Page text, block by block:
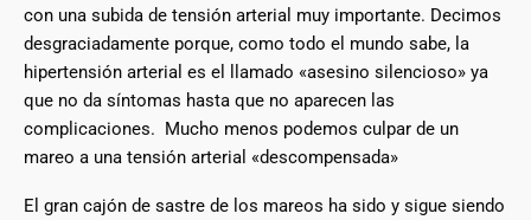
con una subida de tensión arterial muy importante. Decimos
desgraciadamente porque, como todo el mundo sabe, la
hipertensión arterial es el llamado «asesino silencioso» ya
que no da síntomas hasta que no aparecen las
complicaciones. Mucho menos podemos culpar de un
mareo a una tensión arterial «descompensada»
El gran cajón de sastre de los mareos ha sido y sigue siendo